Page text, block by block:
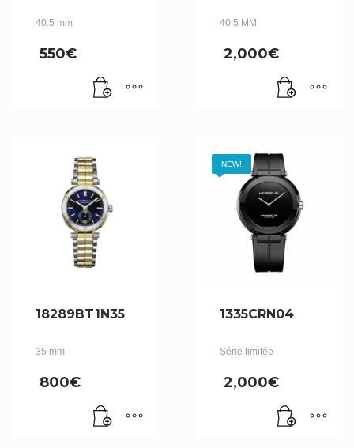
40.5 mm
550€
40.5 MM
2,000€
18289BT1N35
35 mm
800€
NEW!
1335CRN04
Série limitée
2,000€